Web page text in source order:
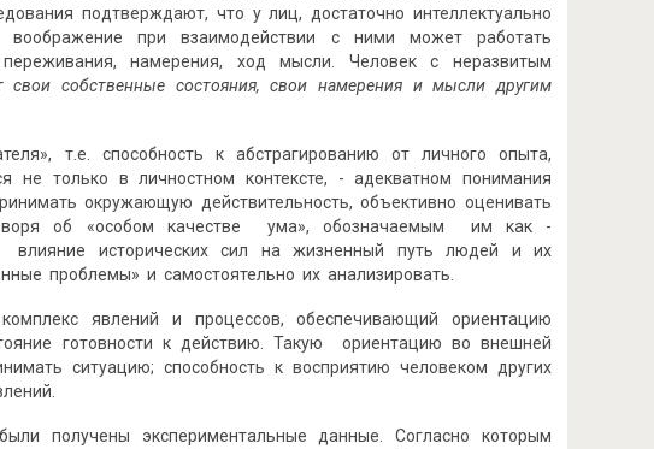
подтверждают, что у лиц, достаточно интеллектуально
при взаимодействии с ними может работать
намерения, ход мысли. Человек с неразвитым
свои собственные состояния, свои намерения и мысли другим
т.е. способность к абстрагированию от личного опыта,
не только в личностном контексте, - адекватном понимания
окружающую действительность, объективно оценивать
об «особом качестве ума», обозначаемым им как -
исторических сил на жизненный путь людей и их
проблемы» и самостоятельно их анализировать.
явлений и процессов, обеспечивающий ориентацию
готовности к действию. Такую ориентацию во внешней
ситуацию; способность к восприятию человеком других
получены экспериментальные данные. Согласно которым